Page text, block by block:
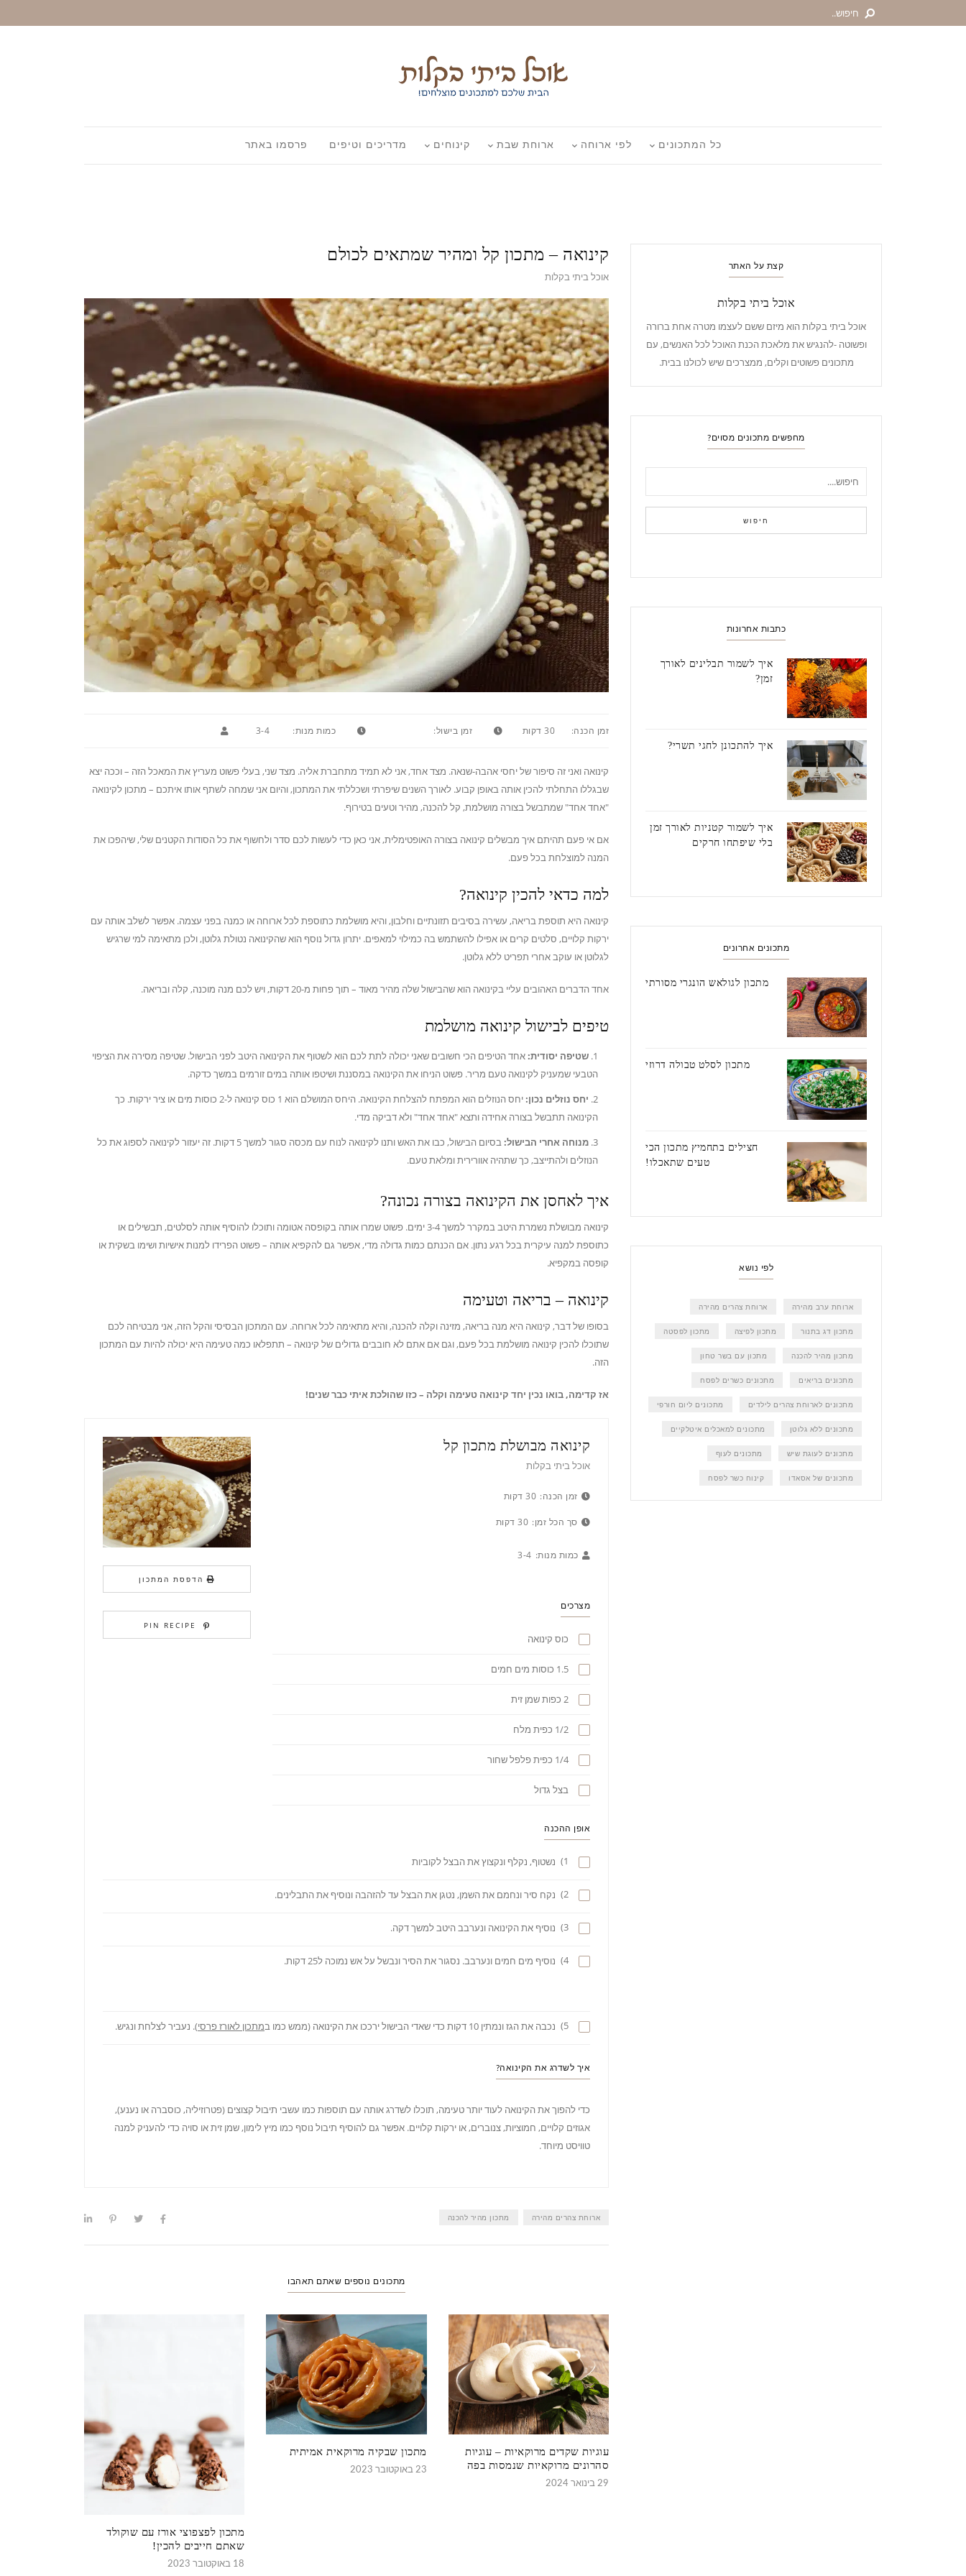
כל המתכונים לפי ארוחה ארוחת שבת קינוחים מדריכים וטיפים פרסמו באתר
קינואה – מתכון קל ומהיר שמתאים לכולם
אוכל ביתי בקלות
זמן הכנה: 30 דקות זמן בישול: כמות מנות: 3-4
קינואה ואני זה סיפור של יחסי אהבה-שנאה. מצד אחד, אני לא תמיד מתחברת אליה. מצד שני, בעלי פשוט מעריץ את המאכל הזה – וככה יצא
שבגללו התחלתי להכין אותה באופן קבוע. לאורך השנים שיפרתי ושכללתי את המתכון, והיום אני שמחה לשתף אותו איתכם – מתכון לקינואה
"אחד אחד" שמתבשל בצורה מושלמת, קל להכנה, מהיר וטעים בטירוף.
אם אי פעם תהיתם איך מבשלים קינואה בצורה האופטימלית, אני כאן כדי לעשות לכם סדר ולחשוף את כל הסודות הקטנים שלי, שיהפכו את
המנה למוצלחת בכל פעם.
למה כדאי להכין קינואה?
קינואה היא תוספת בריאה, עשירה בסיבים תזונתיים וחלבון, והיא מושלמת כתוספת לכל ארוחה או כמנה בפני עצמה. אפשר לשלב אותה עם
ירקות קלויים, סלטים קרים או אפילו להשתמש בה כמילוי למאפים. יתרון גדול נוסף הוא שהקינואה נטולת גלוטן, ולכן מתאימה למי שרגיש
לגלוטן או עוקב אחרי תפריט ללא גלוטן.
אחד הדברים האהובים עליי בקינואה הוא שהבישול שלה מהיר מאוד – תוך פחות מ-20 דקות, ויש לכם מנה מוכנה, קלה ובריאה.
טיפים לבישול קינואה מושלמת
שטיפה יסודית: אחד הטיפים הכי חשובים שאני יכולה לתת לכם הוא לשטוף את הקינואה היטב לפני הבישול. שטיפה מסירה את הציפוי
הטבעי שמעניק לקינואה טעם מריר. פשוט הניחו את הקינואה במסננת ושיטפו אותה במים זורמים במשך כדקה.
יחס נוזלים נכון:
יחס הנוזלים הוא המפתח להצלחת הקינואה. היחס המושלם הוא 1 כוס קינואה ל-2 כוסות מים או ציר ירקות. כך
הקינואה תתבשל בצורה אחידה ותצא "אחד אחד" ולא דביקה מדי.
מנוחה אחרי הבישול:
בסיום הבישול, כבו את האש ותנו לקינואה לנוח עם מכסה סגור למשך 5 דקות. זה יעזור לקינואה לספוג את כל
הנוזלים ולהתייצב, כך שתהיה אוורירית ומלאת טעם.
איך לאחסן את הקינואה בצורה נכונה?
קינואה מבושלת נשמרת היטב במקרר למשך 3-4 ימים. פשוט שמרו אותה בקופסה אטומה ותוכלו להוסיף אותה לסלטים, תבשילים או
כתוספת למנה עיקרית בכל רגע נתון. אם הכנתם כמות גדולה מדי, אפשר גם להקפיא אותה – פשוט הפרידו למנות אישיות ושימו בשקית או
קופסה במקפיא.
קינואה – בריאה וטעימה
בסופו של דבר, קינואה היא מנה בריאה, מזינה וקלה להכנה, והיא מתאימה לכל ארוחה. עם המתכון הבסיסי והקל הזה, אני מבטיחה לכם
שתוכלו להכין קינואה מושלמת בכל פעם, וגם אם אתם לא חובבים גדולים של קינואה – תתפלאו כמה טעימה היא יכולה להיות עם המתכון
הזה.
אז קדימה, בואו נכין יחד קינואה טעימה וקלה – כזו שהולכת איתי כבר שנים!
הדפסת המתכון
PIN RECIPE
קינואה מבושלת מתכון קל
אוכל ביתי בקלות
זמן הכנה: 30 דקות
סך הכל זמן: 30 דקות
כמות מנות: 3-4
מצרכים
כוס קינואה
1.5 כוסות מים חמים
2 כפות שמן זית
1/2 כפית מלח
1/4 כפית פלפל שחור
בצל גדול
אופן ההכנה
1) נשטוף, נקלף ונקצוץ את הבצל לקוביות
2) נקח סיר ונחמם את השמן, נטגן את הבצל עד להזהבה ונוסיף את התבלינים.
3) נוסיף את הקינואה ונערבב היטב למשך דקה.
4) נוסיף מים חמים ונערבב. נסגור את הסיר ונבשל על אש נמוכה ל25 דקות.
5) נכבה את הגז ונמתין 10 דקות כדי שאדי הבישול ירככו את הקינואה (ממש כמו ב מתכון לאורז פרסי). נעביר לצלחת ונגיש.
איך לשדרג את הקינואה?
כדי להפוך את הקינואה לעוד יותר טעימה, תוכלו לשדרג אותה עם תוספות כמו עשבי תיבול קצוצים (פטרוזיליה, כוסברה או נענע),
אגוזים קלויים, חמוציות, צנוברים, או ירקות קלויים. אפשר גם להוסיף תיבול נוסף כמו מיץ לימון, שמן זית או סויה כדי להעניק למנה
טוויסט מיוחד.
ארוחת צהרים מהירה מתכון מהיר להכנה
מתכונים נוספים שאתם תאהבו
עוגיות שקדים מרוקאיות – עוגיות
סהרונים מרוקאיות שנמסות בפה
29 בינואר 2024
מתכון שבקיה מרוקאית אמיתית
23 באוקטובר 2023
מתכון לפצפוצי אורז עם שוקולד
שאתם חייבים להכין!
18 באוקטובר 2023
קצת על האתר
אוכל ביתי בקלות
אוכל ביתי בקלות הוא מיזם ששם לעצמו מטרה אחת ברורה
ופשוטה -להנגיש את מלאכת הכנת האוכל לכל האנשים, עם
מתכונים פשוטים וקלים, ממצרכים שיש לכולנו בבית.
מחפשים מתכונים מסוים?
חיפוש
כתבות אחרונות
איך לשמור תבלינים לאורך
זמן?
איך להתכונן לחגי תשרי?
איך לשמור קטניות לאורך זמן
בלי שיפתחו חרקים
מתכונים אחרונים
מתכון לגולאש הונגרי מסורתי
מתכון לסלט טבולה דרוזי
חצילים בתחמיץ מתכון הכי
טעים שתאכלו!
לפי נושא
ארוחת ערב מהירה ארוחת צהרים מהירה
מתכון דג בתנור מתכון לפיצה מתכון לפסטה
מתכון מהיר להכנה מתכון עם בשר טחון
מתכונים בריאים מתכונים כשרים לפסח
מתכונים לארוחת צהרים לילדים מתכונים ליום חורפי
מתכונים ללא גלוטן מתכונים למאכלים איטלקיים
מתכונים לעוגת שיש מתכונים לעוף
מתכונים של אסאדו קינוח כשר לפסח